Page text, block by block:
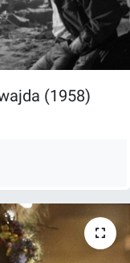
(1958)